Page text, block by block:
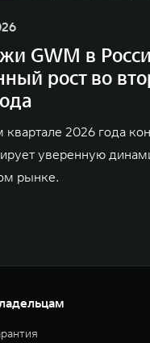
GWM в
рост во
квартале 2026 года
уверенную
рынке.